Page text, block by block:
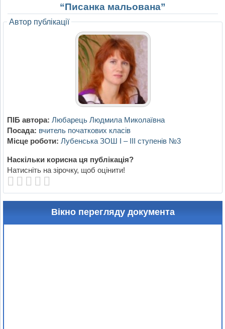
“Писанка мальована”
Автор публікації
ПІБ автора: Любарець Людмила Миколаївна
Посада: вчитель початкових класів
Місце роботи: Лубенська ЗОШ І – ІІІ ступенів №3
Наскільки корисна ця публікація?
Натисніть на зірочку, щоб оцінити!
Вікно перегляду документа